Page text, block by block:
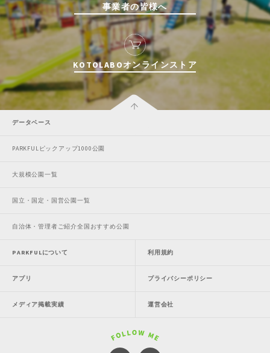
事業者の皆様へ
KOTOLABOオンラインストア
データベース
PARKFULピックアップ1000公園
大規模公園一覧
国立・国定・国営公園一覧
自治体・管理者ご紹介全国おすすめ公園
PARKFULについて
アプリ
メディア掲載実績
利用規約
プライバシーポリシー
運営会社